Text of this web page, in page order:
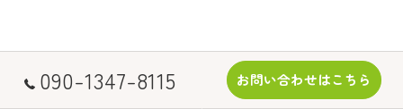
090-1347-8115 お問い合わせはこちら